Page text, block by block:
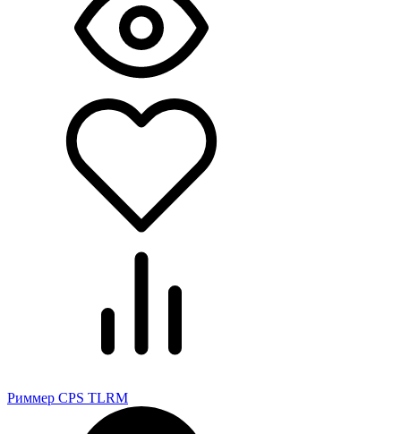
Риммер CPS TLRM